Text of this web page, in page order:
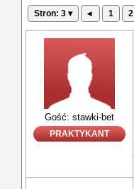
Stron: 3 ▾ ◂ 1 2
Gość: stawki-bet
PRAKTYKANT